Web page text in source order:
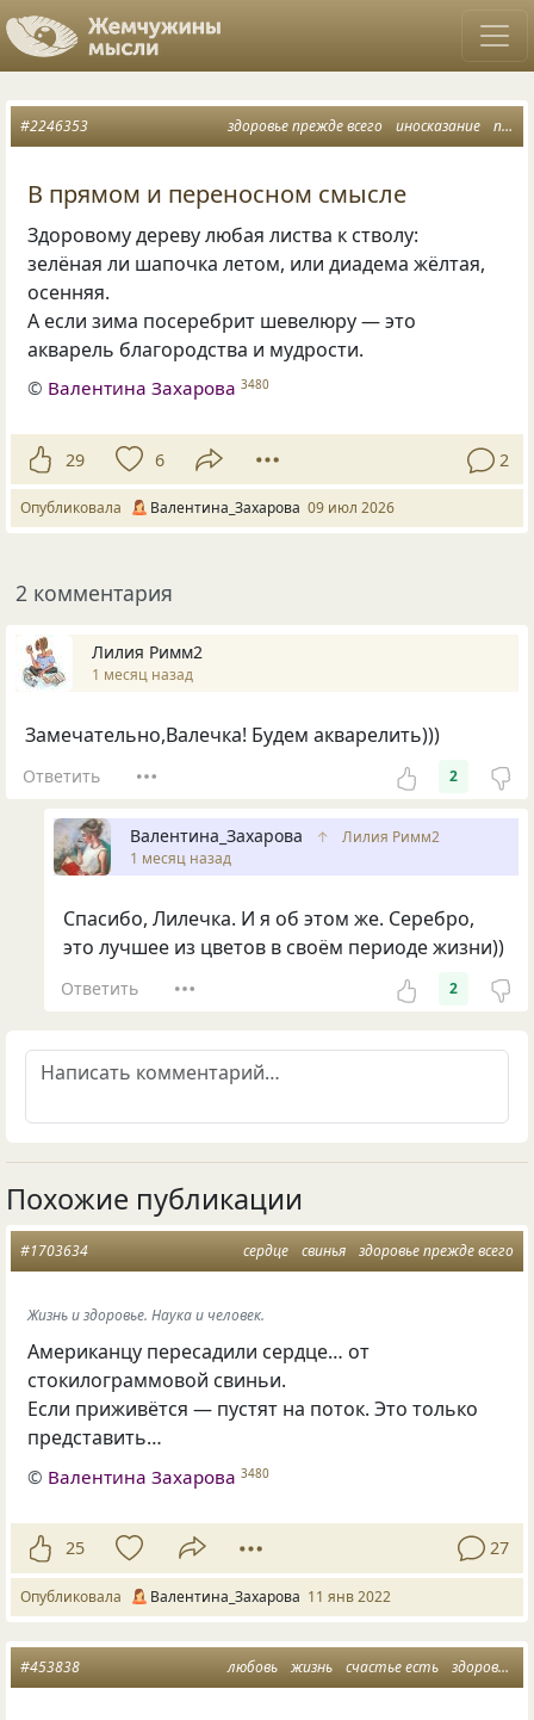
здоровье прежде всего иносказание принятие себя
#2246353
В прямом и переносном смысле
Здоровому дереву любая листва к стволу:
зелёная ли шапочка летом, или диадема жёлтая,
осенняя.
А если зима посеребрит шевелюру — это
акварель благородства и мудрости.
© Валентина Захарова 3480
29 6 2
Опубликовала Валентина_Захарова 09 июл 2026
2 комментария
Лилия Римм2
1 месяц назад
Замечательно,Валечка! Будем акварелить)))
Ответить 2
Валентина_Захарова ↑
Лилия Римм2
1 месяц назад
Спасибо, Лилечка. И я об этом же. Серебро,
это лучшее из цветов в своём периоде жизни))
Ответить 2
Похожие публикации
сердце свинья здоровье прежде всего
#1703634
Жизнь и здоровье. Наука и человек.
Американцу пересадили сердце… от
стокилограммовой свиньи.
Если приживётся — пустят на поток. Это только
представить…
© Валентина Захарова 3480
25 27
Опубликовала Валентина_Захарова 11 янв 2022
любовь жизнь счастье есть здоровье прежде всего
#453838